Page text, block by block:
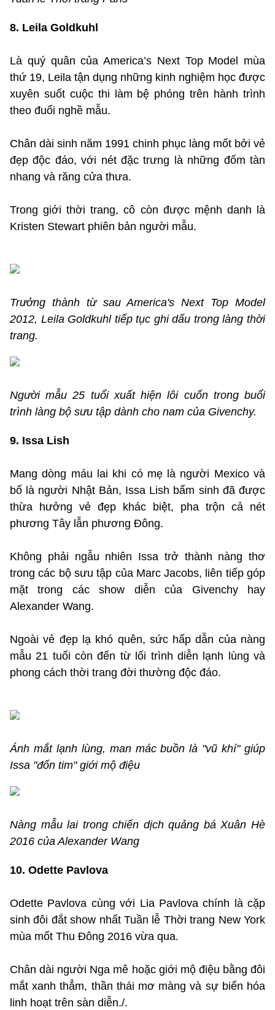
8. Leila Goldkuhl
Là quý quân của America’s Next Top Model mùa
thứ 19, Leila tận dụng những kinh nghiệm học được
xuyên suốt cuộc thi làm bệ phóng trên hành trình
theo đuổi nghề mẫu.
Chân dài sinh năm 1991 chinh phục làng mốt bởi vẻ
đẹp độc đáo, với nét đặc trưng là những đốm tàn
nhang và răng cửa thưa.
Trong giới thời trang, cô còn được mệnh danh là
Kristen Stewart phiên bản người mẫu.
Trưởng thành từ sau America's Next Top Model
2012, Leila Goldkuhl tiếp tục ghi dấu trong làng thời
trang.
Người mẫu 25 tuổi xuất hiện lôi cuốn trong buổi
trình làng bộ sưu tập dành cho nam của Givenchy.
9. Issa Lish
Mang dòng máu lai khi có mẹ là người Mexico và
bố là người Nhật Bản, Issa Lish bẩm sinh đã được
thừa hưởng vẻ đẹp khác biệt, pha trộn cả nét
phương Tây lẫn phương Đông.
Không phải ngẫu nhiên Issa trở thành nàng thơ
trong các bộ sưu tập của Marc Jacobs, liên tiếp góp
mặt trong các show diễn của Givenchy hay
Alexander Wang.
Ngoài vẻ đẹp lạ khó quên, sức hấp dẫn của nàng
mẫu 21 tuổi còn đến từ lối trình diễn lạnh lùng và
phong cách thời trang đời thường độc đáo.
Ánh mắt lạnh lùng, man mác buồn là "vũ khí" giúp
Issa "đốn tim" giới mộ điệu
Nàng mẫu lai trong chiến dịch quảng bá Xuân Hè
2016 của Alexander Wang
10. Odette Pavlova
Odette Pavlova cùng với Lia Pavlova chính là cặp
sinh đôi đắt show nhất Tuần lễ Thời trang New York
mùa mốt Thu Đông 2016 vừa qua.
Chân dài người Nga mê hoặc giới mộ điệu bằng đôi
mắt xanh thẳm, thần thái mơ màng và sự biến hóa
linh hoạt trên sàn diễn./.